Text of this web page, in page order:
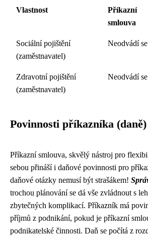
Vlastnost
Příkazní
smlouva
Sociální pojištění
(zaměstnavatel)
Neodvádí se
Zdravotní pojištění
(zaměstnavatel)
Neodvádí se
Povinnosti příkazníka (daně)
Příkazní smlouva, skvělý nástroj pro
sebou přináší i daňové povinnosti pro
daňové otázky nemusí být strašákem!
trochou plánování se dá vše zvládnout s
zbytečných komplikací. Příkazník má
příjmů z podnikání, pokud je příkazní
podnikatelské činnosti. Daň se počítá z